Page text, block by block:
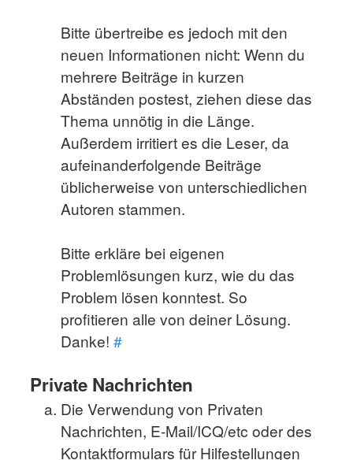
Bitte übertreibe es jedoch mit den
neuen Informationen nicht: Wenn du
mehrere Beiträge in kurzen
Abständen postest, ziehen diese das
Thema unnötig in die Länge.
Außerdem irritiert es die Leser, da
aufeinanderfolgende Beiträge
üblicherweise von unterschiedlichen
Autoren stammen.
Bitte erkläre bei eigenen
Problemlösungen kurz, wie du das
Problem lösen konntest. So
profitieren alle von deiner Lösung.
Danke! #
Private Nachrichten
Die Verwendung von Privaten
Nachrichten, E-Mail/ICQ/etc oder des
Kontaktformulars für Hilfestellungen